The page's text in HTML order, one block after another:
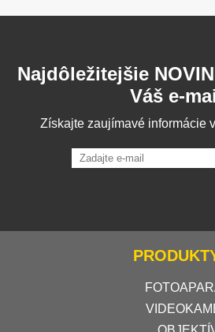
Najdôležitejšie
Váš e-
Získajte zaujímavé informácie